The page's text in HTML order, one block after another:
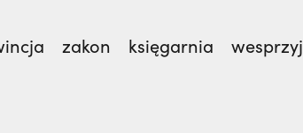
zakon księgarnia wesprzyj